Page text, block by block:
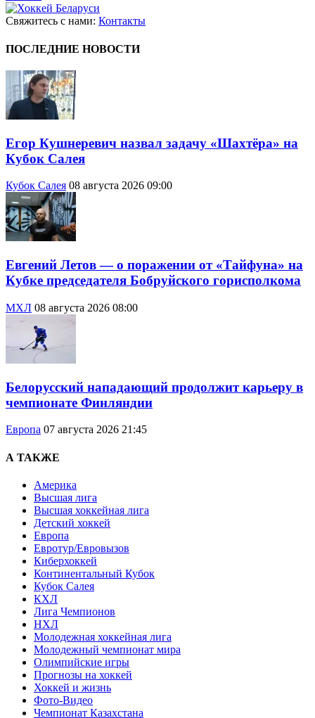
Свяжитесь с нами: Контакты
ПОСЛЕДНИЕ НОВОСТИ
Егор Кушнеревич назвал задачу «Шахтёра» на
Кубок Салея
Кубок Салея 08 августа 2026 09:00
Евгений Летов — о поражении от «Тайфуна» на
Кубке председателя Бобруйского горисполкома
МХЛ 08 августа 2026 08:00
Белорусский нападающий продолжит карьеру в
чемпионате Финляндии
Европа 07 августа 2026 21:45
А ТАКЖЕ
Америка
Высшая лига
Высшая хоккейная лига
Детский хоккей
Европа
Евротур/Евровызов
Киберхоккей
Континентальный Кубок
Кубок Салея
КХЛ
Лига Чемпионов
НХЛ
Молодежная хоккейная лига
Молодежный чемпионат мира
Олимпийские игры
Прогнозы на хоккей
Хоккей и жизнь
Фото-Видео
Чемпионат Казахстана